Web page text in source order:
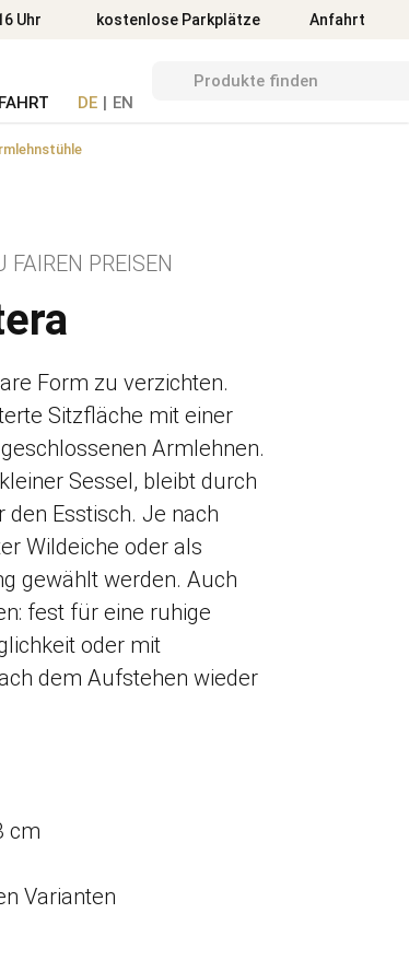
Uhr kostenlose Parkplätze Anfahrt
DE | EN
PREISEN
Form zu verzichten.
Sitzfläche mit einer
Armlehnen.
Sessel, bleibt durch
Esstisch. Je nach
Wildeiche oder als
gewählt werden. Auch
fest für eine ruhige
oder mit
dem Aufstehen wieder
cm
Varianten